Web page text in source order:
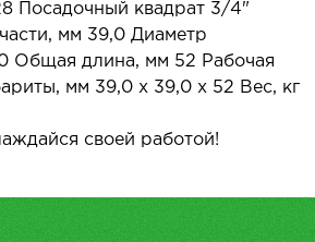
Посадочный квадрат 3/4"
мм 39,0 Диаметр
Общая длина, мм 52 Рабочая
мм 39,0 х 39,0 х 52 Вес, кг
своей работой!